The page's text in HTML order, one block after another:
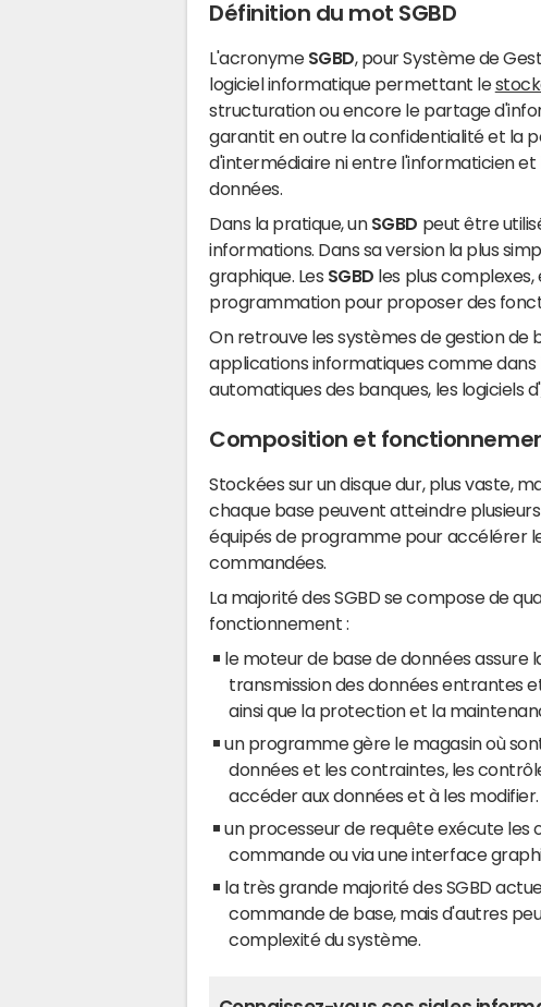
Définition du mot SGBD
L'acronyme SGBD, pour Système de
logiciel informatique permettant le
structuration ou encore le partage
garantit en outre la confidentialité et la
d'intermédiaire ni entre l'informaticien et
données.
Dans la pratique, un SGBD peut être
informations. Dans sa version la plus
graphique. Les SGBD les plus
programmation pour proposer des
On retrouve les systèmes de gestion de
applications informatiques comme dans
automatiques des banques, les logiciels d'
Composition et
Stockées sur un disque dur, plus vaste,
chaque base peuvent atteindre
équipés de programme pour accélérer
commandées.
La majorité des SGBD se compose de
fonctionnement :
le moteur de base de données assure
transmission des données entrantes
ainsi que la protection et la
un programme gère le magasin où
données et les contraintes, les
accéder aux données et à les modifier.
un processeur de requête exécute les
commande ou via une interface
la très grande majorité des SGBD
commande de base, mais d'autres
complexité du système.